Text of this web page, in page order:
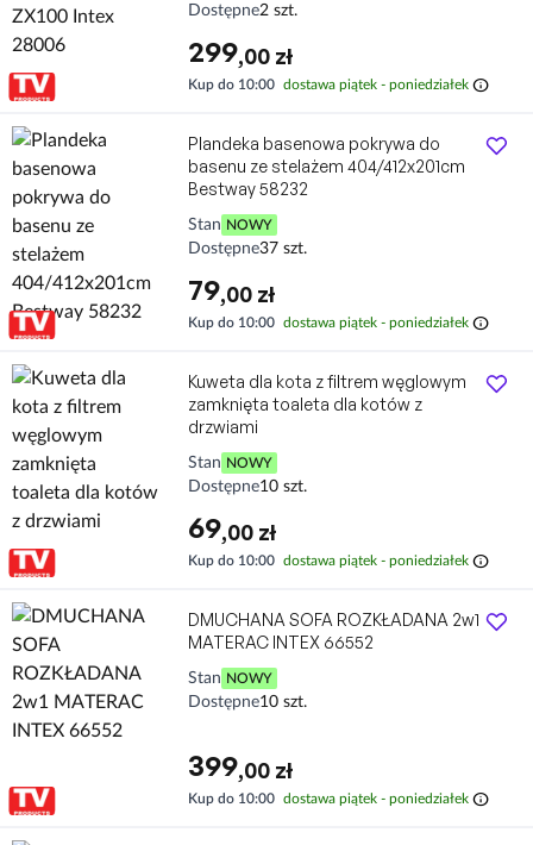
Dostępne2 szt.
299,00 zł
Kup do 10:00 dostawa piątek - poniedziałek info
Plandeka basenowa pokrywa do
basenu ze stelażem 404/412x201cm
Bestway 58232
Stan NOWY
Dostępne37 szt.
79,00 zł
Kup do 10:00 dostawa piątek - poniedziałek info
Kuweta dla kota z filtrem węglowym
zamknięta toaleta dla kotów z
drzwiami
Stan NOWY
Dostępne10 szt.
69,00 zł
Kup do 10:00 dostawa piątek - poniedziałek info
DMUCHANA SOFA ROZKŁADANA 2w1
MATERAC INTEX 66552
Stan NOWY
Dostępne10 szt.
399,00 zł
Kup do 10:00 dostawa piątek - poniedziałek info